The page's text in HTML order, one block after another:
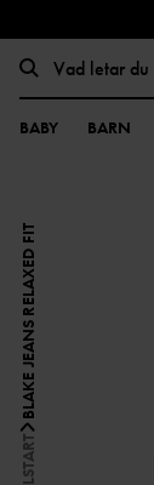
BABY BARN
BLAKE JEANS RELAXED FIT